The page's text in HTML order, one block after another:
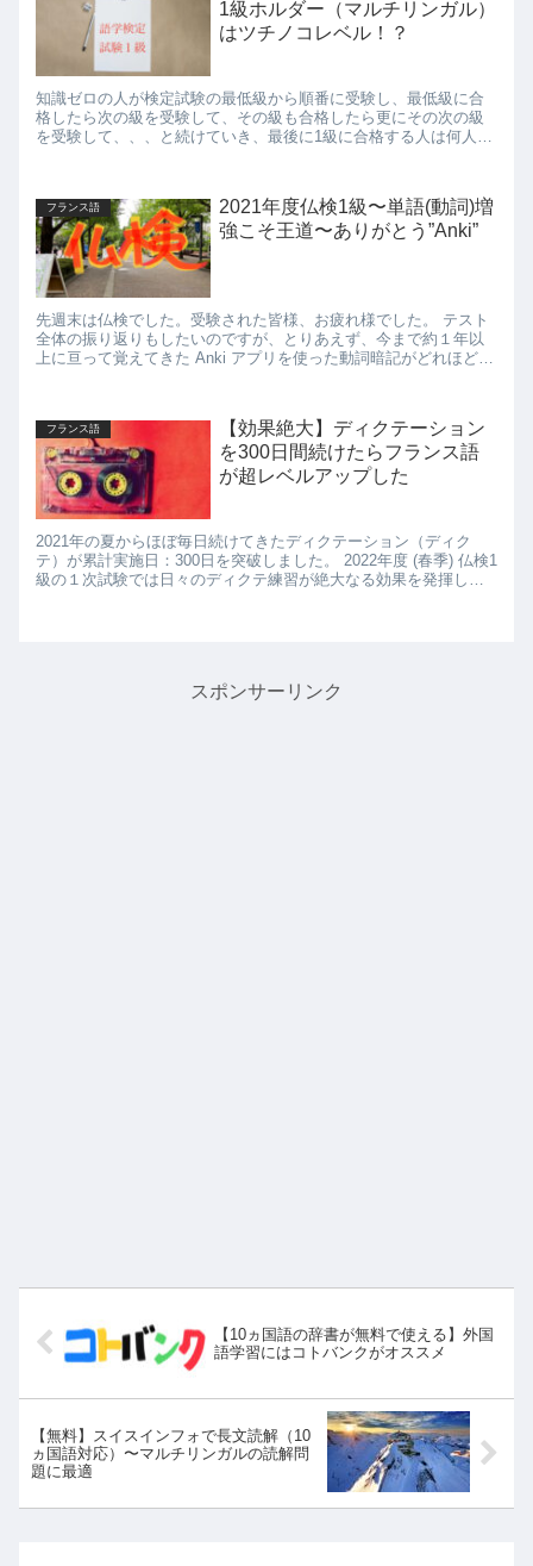
1級ホルダー（マルチリンガル）
はツチノコレベル！？
知識ゼロの人が検定試験の最低級から順番に受験し、最低級に合
格したら次の級を受験して、その級も合格したら更にその次の級
を受験して、、、と続けていき、最後に1級に合格する人は何人い
フランス語
2021年度仏検1級〜単語(動詞)増
強こそ王道〜ありがとう”Anki”
先週末は仏検でした。受験された皆様、お疲れ様でした。 テスト
全体の振り返りもしたいのですが、とりあえず、今まで約１年以
上に亘って覚えてきた Anki アプリを使った動詞暗記がどれほどの
フランス語
【効果絶大】ディクテーション
を300日間続けたらフランス語
が超レベルアップした
2021年の夏からほぼ毎日続けてきたディクテーション（ディク
テ）が累計実施日：300日を突破しました。 2022年度 (春季) 仏検1
級の１次試験では日々のディクテ練習が絶大なる効果を発揮し、
スポンサーリンク
【10ヵ国語の辞書が無料で使える】外国
語学習にはコトバンクがオススメ
【無料】スイスインフォで長文読解（10
ヵ国語対応）〜マルチリンガルの読解問
題に最適